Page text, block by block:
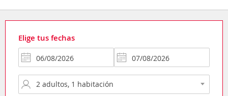
Elige tus fechas